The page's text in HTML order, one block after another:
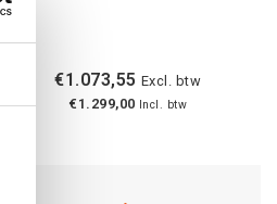
€1.073,55 Excl. btw
€1.299,00 Incl. btw